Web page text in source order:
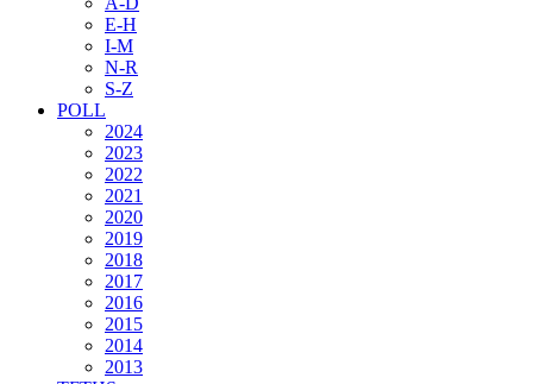
E-H
I-M
N-R
S-Z
POLL
2024
2023
2022
2021
2020
2019
2018
2017
2016
2015
2014
2013